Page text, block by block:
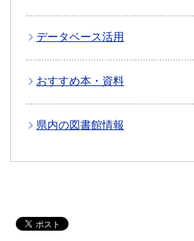
データベース活用
おすすめ本・資料
県内の図書館情報